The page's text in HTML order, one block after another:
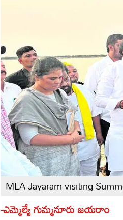
MLA Jayaram visiting
-ఎమ్మెల్యే గుమ్మనూరు జయరాం